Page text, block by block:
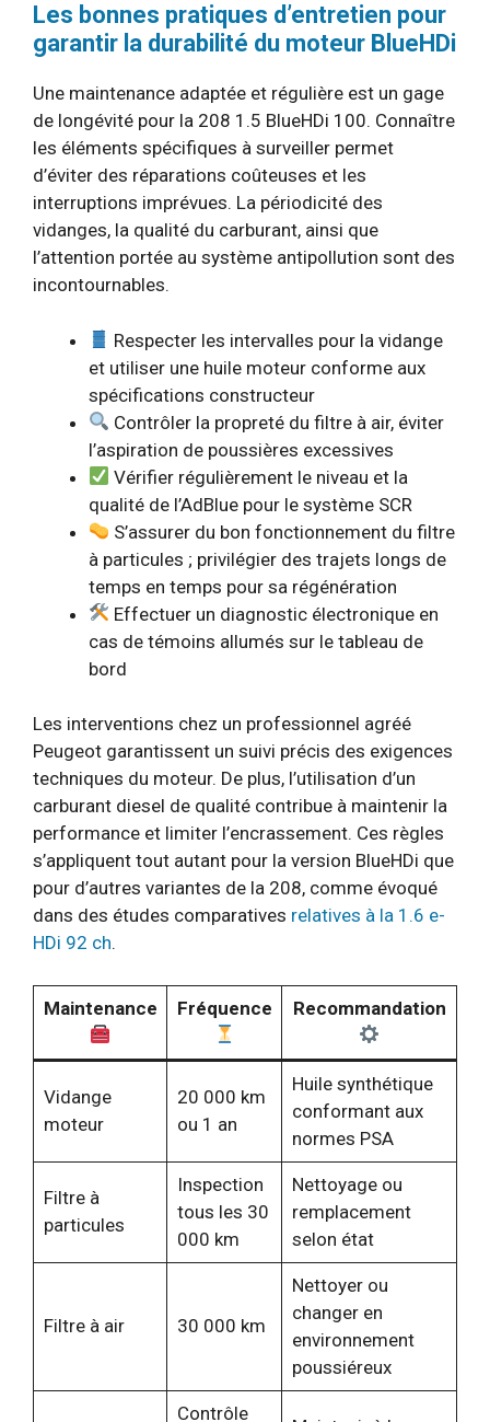
Les bonnes pratiques d’entretien pour
garantir la durabilité du moteur BlueHDi
Une maintenance adaptée et régulière est un gage
de longévité pour la 208 1.5 BlueHDi 100. Connaître
les éléments spécifiques à surveiller permet
d’éviter des réparations coûteuses et les
interruptions imprévues. La périodicité des
vidanges, la qualité du carburant, ainsi que
l’attention portée au système antipollution sont des
incontournables.
Respecter les intervalles pour la vidange
et utiliser une huile moteur conforme aux
spécifications constructeur
Contrôler la propreté du filtre à air, éviter
l’aspiration de poussières excessives
Vérifier régulièrement le niveau et la
qualité de l’AdBlue pour le système SCR
S’assurer du bon fonctionnement du filtre
à particules ; privilégier des trajets longs de
temps en temps pour sa régénération
Effectuer un diagnostic électronique en
cas de témoins allumés sur le tableau de
bord
Les interventions chez un professionnel agréé
Peugeot garantissent un suivi précis des exigences
techniques du moteur. De plus, l’utilisation d’un
carburant diesel de qualité contribue à maintenir la
performance et limiter l’encrassement. Ces règles
s’appliquent tout autant pour la version BlueHDi que
pour d’autres variantes de la 208, comme évoqué
dans des études comparatives relatives à la 1.6 e-
HDi 92 ch.
Maintenance Fréquence Recommandation
Vidange
moteur
20 000 km
ou 1 an
Huile synthétique
conformant aux
normes PSA
Filtre à
particules
Inspection
tous les 30
000 km
Nettoyage ou
remplacement
selon état
Filtre à air 30 000 km
Nettoyer ou
changer en
environnement
poussiéreux
Contrôle